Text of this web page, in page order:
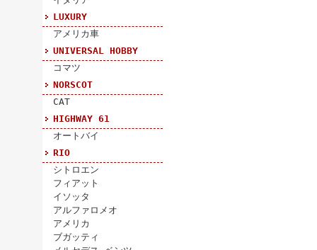
LUXURY
アメリカ車
UNIVERSAL HOBBY
コマツ
NORSCOT
CAT
HIGHWAY 61
オートバイ
RIO
シトロエン
フィアット
イソッタ
アルファロメオ
アメリカ
ブガッティ